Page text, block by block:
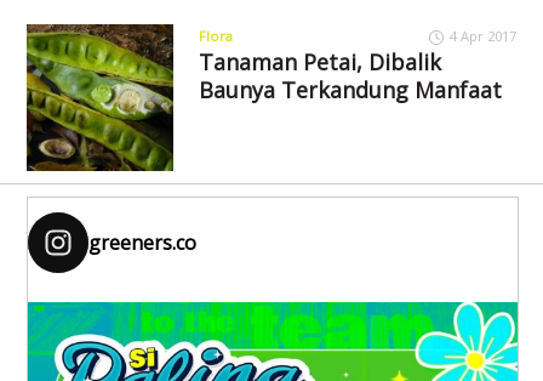
Flora 4 Apr 2017
Tanaman Petai, Dibalik
Baunya Terkandung Manfaat
greeners.co